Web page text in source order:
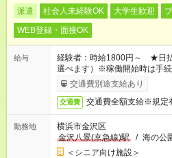
派遣 社会人未経験OK 大学生歓迎
WEB登録・面接OK
給与
経験者：時給1800円～ ★日
選べます）※稼働開始時は手
す。交通費別途支給あり
交通費 交通費全額支給※規定
勤務地
横浜市金沢区
金沢八景(京急線)駅
/ 海の公
＜シニア向け施設＞